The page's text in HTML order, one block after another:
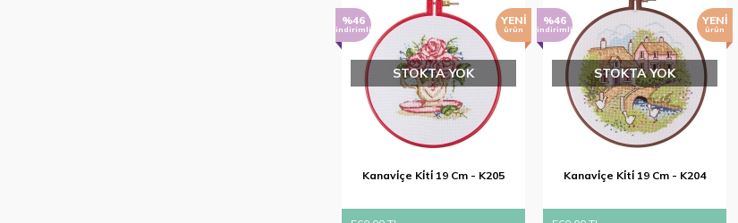
%46
indirimli
YENI
ürün
STOKTA YOK
Kanavi̇çe Ki̇ti̇ 19 Cm - K205
%46
indirimli
YENI
ürün
STOKTA YOK
Kanavi̇çe Ki̇ti̇ 19 Cm - K204